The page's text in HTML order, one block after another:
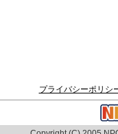
プライバシーポリシ